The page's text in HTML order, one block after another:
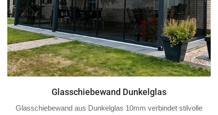
Glasschiebewand Dunkelglas
Glasschiebewand aus Dunkelglas 10mm verbindet stilvolle